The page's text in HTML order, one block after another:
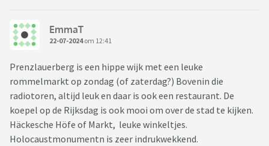
EmmaT
22-07-2024om 12:41
Prenzlauerberg is een hippe wijk met een leuke
rommelmarkt op zondag (of zaterdag?) Bovenin die
radiotoren, altijd leuk en daar is ook een restaurant. De
koepel op de Rijksdag is ook mooi om over de stad te kijken.
Häckesche Höfe of Markt, leuke winkeltjes.
Holocaustmonumentn is zeer indrukwekkend.